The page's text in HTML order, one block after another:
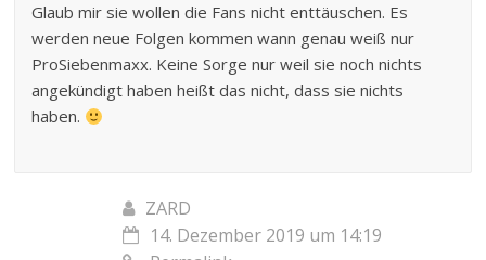
Glaub mir sie wollen die Fans nicht enttäuschen. Es
werden neue Folgen kommen wann genau weiß nur
ProSiebenmaxx. Keine Sorge nur weil sie noch nichts
angekündigt haben heißt das nicht, dass sie nichts
haben.
ZARD
14. Dezember 2019 um 14:19